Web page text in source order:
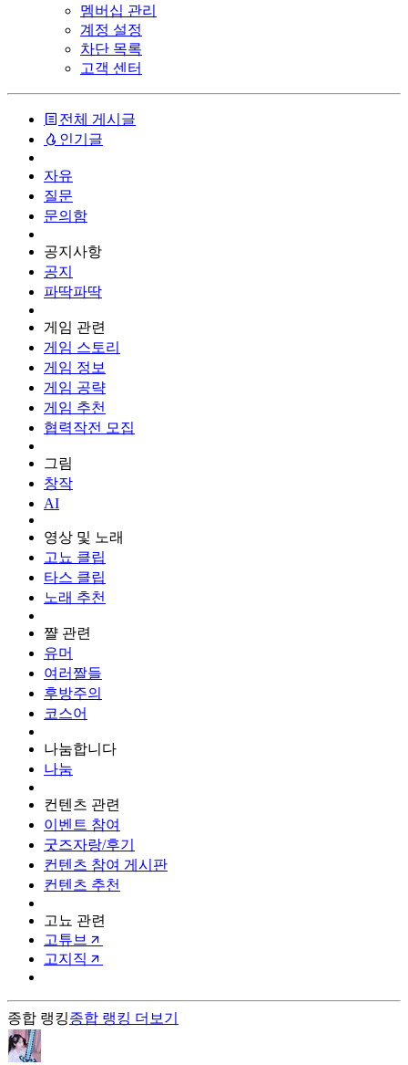
멤버십 관리
계정 설정
차단 목록
고객 센터
전체 게시글
인기글
자유
질문
문의함
공지사항
공지
파딱파딱
게임 관련
게임 스토리
게임 정보
게임 공략
게임 추천
협력작전 모집
그림
창작
AI
영상 및 노래
고뇨 클립
타스 클립
노래 추천
쨜 관련
유머
여러짤들
후방주의
코스어
나눔합니다
나눔
컨텐츠 관련
이벤트 참여
굿즈자랑/후기
컨텐츠 참여 게시판
컨텐츠 추천
고뇨 관련
고튜브
고지직
종합 랭킹종합 랭킹 더보기